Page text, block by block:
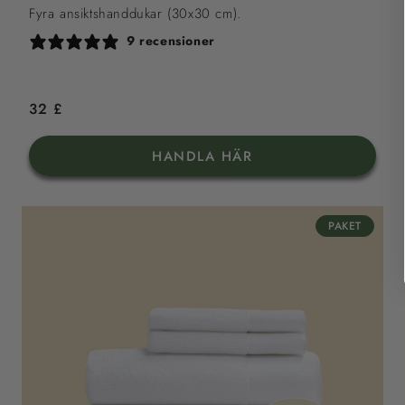
Fyra ansiktshanddukar (30x30 cm).
9 recensioner
Ordinarie
pris
32 £
HANDLA HÄR
PAKET